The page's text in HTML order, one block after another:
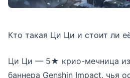
Кто такая Ци Ци и стоит ли
Ци Ци — 5★ крио-мечница из
баннера Genshin Impact, чья